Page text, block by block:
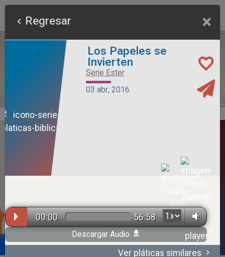
Regresar ×
Los Papeles se
Invierten
Serie Ester
03 abr, 2016
00:00 56:58
Descargar Audio
Ver pláticas similares